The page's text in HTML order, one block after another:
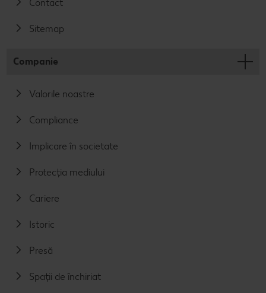
Contact
Sitemap
Companie
Valorile noastre
Compliance
Implicare în societate
Protecția mediului
Cariere
Istoric
Presă
Spații de închiriat